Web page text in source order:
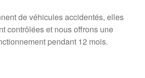
de véhicules accidentés, elles
contrôlées et nous offrons une
pendant 12 mois.